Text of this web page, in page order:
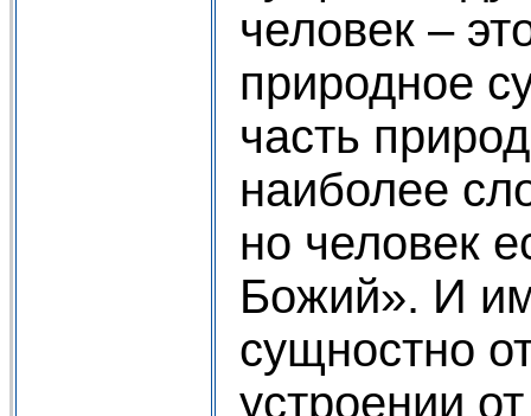
человек –
природное
часть
наиболее
но человек
Божий». И
сущностно
устроении